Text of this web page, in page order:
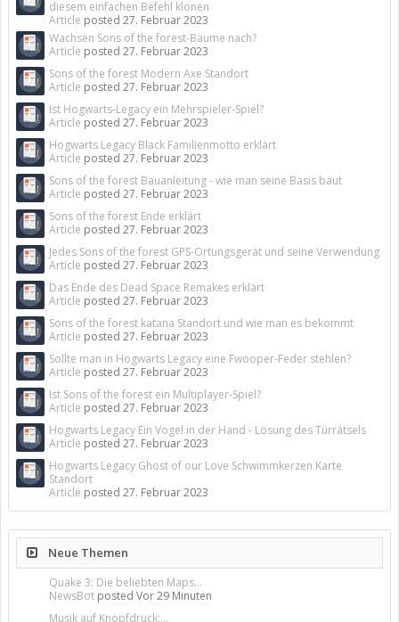
diesem einfachen Befehl klonen
Article posted 27. Februar 2023
Wachsen Sons of the forest-Bäume nach?
Article posted 27. Februar 2023
Sons of the forest Modern Axe Standort
Article posted 27. Februar 2023
Ist Hogwarts-Legacy ein Mehrspieler-Spiel?
Article posted 27. Februar 2023
Hogwarts Legacy Black Familienmotto erklärt
Article posted 27. Februar 2023
Sons of the forest Bauanleitung - wie man seine Basis baut
Article posted 27. Februar 2023
Sons of the forest Ende erklärt
Article posted 27. Februar 2023
Jedes Sons of the forest GPS-Ortungsgerät und seine Verwendung
Article posted 27. Februar 2023
Das Ende des Dead Space Remakes erklärt
Article posted 27. Februar 2023
Sons of the forest katana Standort und wie man es bekommt
Article posted 27. Februar 2023
Sollte man in Hogwarts Legacy eine Fwooper-Feder stehlen?
Article posted 27. Februar 2023
Ist Sons of the forest ein Multiplayer-Spiel?
Article posted 27. Februar 2023
Hogwarts Legacy Ein Vogel in der Hand - Lösung des Türrätsels
Article posted 27. Februar 2023
Hogwarts Legacy Ghost of our Love Schwimmkerzen Karte
Standort
Article posted 27. Februar 2023
Neue Themen
Quake 3: Die beliebten Maps...
NewsBot posted Vor 29 Minuten
Musik auf Knopfdruck:...